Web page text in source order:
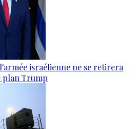
israélienne ne se retirera
plan Trump